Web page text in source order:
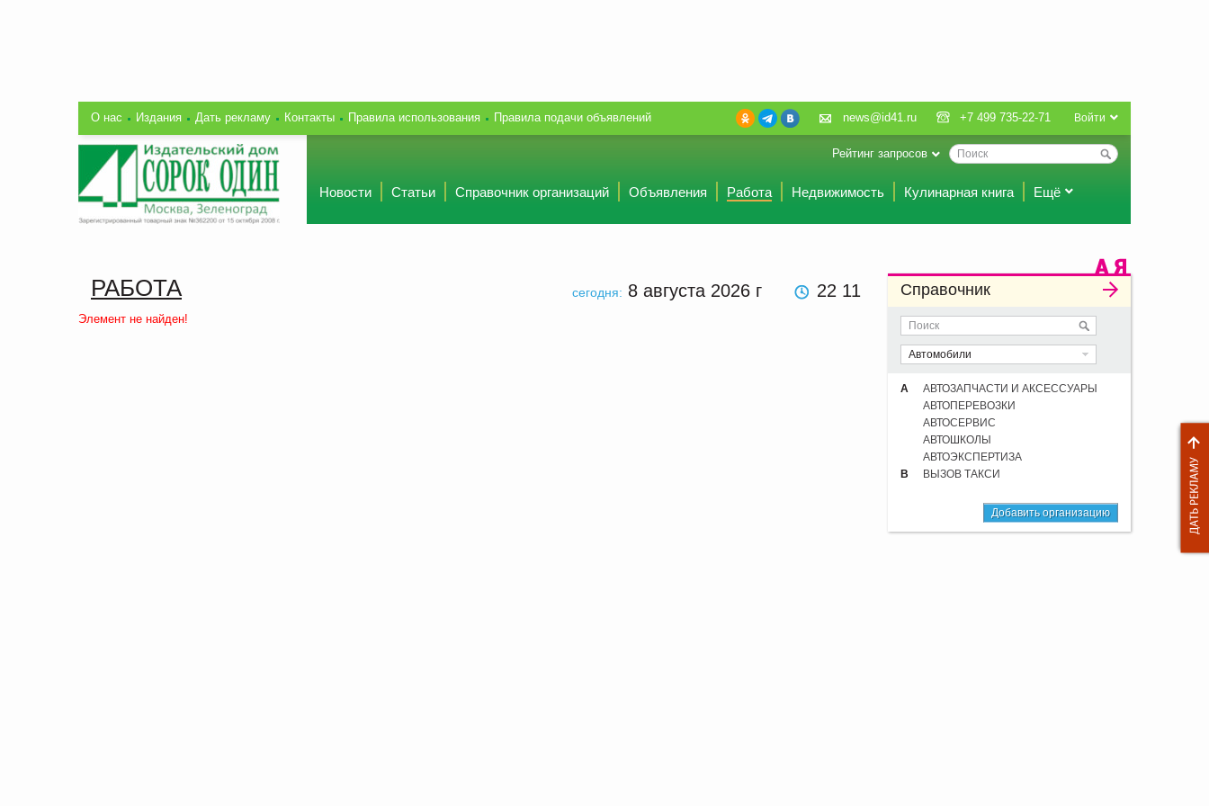
О нас Издания Дать рекламу Контакты Правила использования Правила подачи объявлений Войти
news@id41.ru +7 499 735-22-71
Рейтинг запросов
Новости Статьи Справочник организаций Объявления Работа Недвижимость Кулинарная книга Ещё
сегодня: 8 августа 2026 г 22 11
РАБОТА
Элемент не найден!
Справочник
Автомобили
А
АВТОЗАПЧАСТИ И АКСЕССУАРЫ
АВТОПЕРЕВОЗКИ
АВТОСЕРВИС
АВТОШКОЛЫ
АВТОЭКСПЕРТИЗА
В
ВЫЗОВ ТАКСИ
Добавить организацию